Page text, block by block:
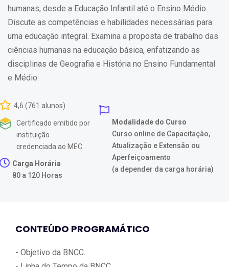
humanas, desde a Educação Infantil até o Ensino Médio.
Discute as competências e habilidades necessárias para
uma educação integral. Examina a proposta de trabalho das
ciências humanas na educação básica, enfatizando as
disciplinas de Geografia e História no Ensino Fundamental
e Médio.
4,6 (761 alunos)
Certificado emitido por
instituição
credenciada ao MEC
Carga Horária
80 a 120 Horas
Modalidade do Curso
Curso online de Capacitação,
Atualização e Extensão ou
Aperfeiçoamento
(a depender da carga horária)
CONTEÚDO PROGRAMÁTICO
- Objetivo da BNCC.